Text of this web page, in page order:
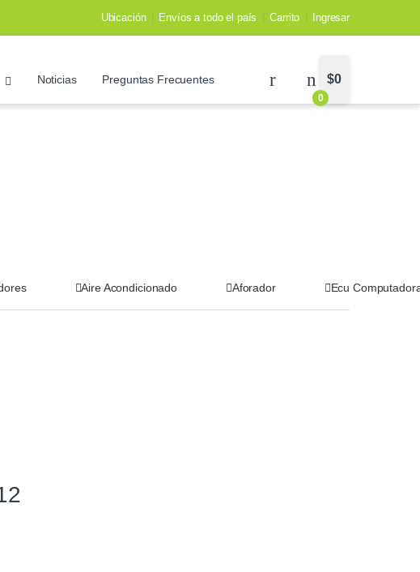
Ubicación Envíos a todo el país Carrito Ingresar
Noticias Preguntas Frecuentes
0
$0
Aire Acondicionado Aforador Ecu